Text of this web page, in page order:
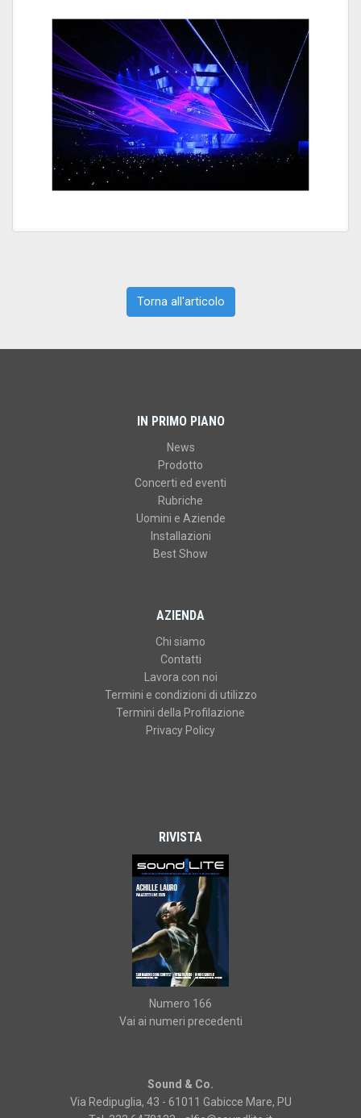
Torna all'articolo
IN PRIMO PIANO
News
Prodotto
Concerti ed eventi
Rubriche
Uomini e Aziende
Installazioni
Best Show
AZIENDA
Chi siamo
Contatti
Lavora con noi
Termini e condizioni di utilizzo
Termini della Profilazione
Privacy Policy
RIVISTA
Numero 166
Vai ai numeri precedenti
Sound & Co.
Via Redipuglia, 43 - 61011 Gabicce Mare, PU